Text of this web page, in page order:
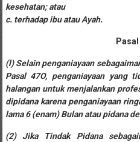
Bandar
Badung,
Gianyar,
Mataram,
Lombok,
kesehatan; atau
c. terhadap ibu atau Ayah.
Pasal
(l) Selain penganiayaan
Pasal 47O, penganiayaan yang
halangan untuk menjalankan
dipidana karena penganiayaan
lama 6 (enam) Bulan atau pidana
(2) Jika Tindak Pidana